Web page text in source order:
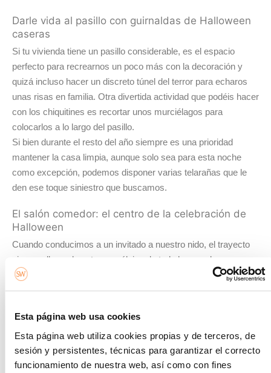
Esta página web usa cookies
Esta página web utiliza cookies propias y de terceros, de
sesión y persistentes, técnicas para garantizar el correcto
funcionamiento de nuestra web, así como con fines
Darle vida al pasillo con guirnaldas de Halloween
caseras
Si tu vivienda tiene un pasillo considerable, es el espacio
perfecto para recrearnos un poco más con la decoración y
quizá incluso hacer un discreto túnel del terror para echaros
unas risas en familia. Otra divertida actividad que podéis hacer
con los chiquitines es recortar unos murciélagos para
colocarlos a lo largo del pasillo.
Si bien durante el resto del año siempre es una prioridad
mantener la casa limpia, aunque solo sea para esta noche
como excepción, podemos disponer varias telarañas que le
den ese toque siniestro que buscamos.
El salón comedor: el centro de la celebración de
Halloween
Cuando conducimos a un invitado a nuestro nido, el trayecto
siempre lleva al centro neurálgico de todo hogar: el
salón/comedor.
Por lo tanto, hay que preparar este espacio con mucho cariño
inolvidable.
Si queremos que nuestra casa respire un ambiente de
Halloween más bien sutil y elegante, podemos optar por
colocar varias calabazas de diferentes colores (naranja,